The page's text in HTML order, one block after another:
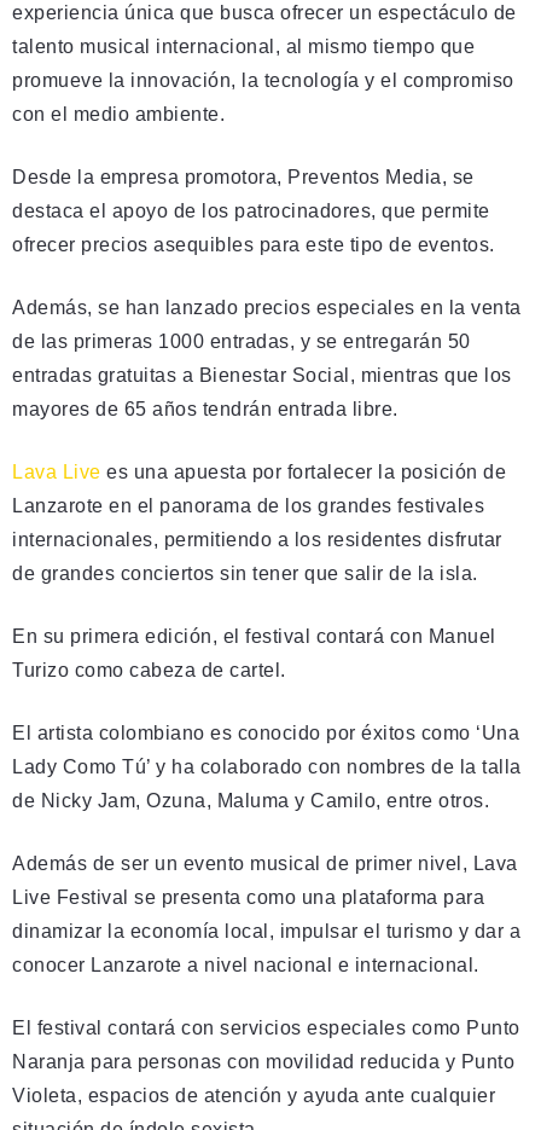
experiencia única que busca ofrecer un espectáculo de
talento musical internacional, al mismo tiempo que
promueve la innovación, la tecnología y el compromiso
con el medio ambiente.
Desde la empresa promotora, Preventos Media, se
destaca el apoyo de los patrocinadores, que permite
ofrecer precios asequibles para este tipo de eventos.
Además, se han lanzado precios especiales en la venta
de las primeras 1000 entradas, y se entregarán 50
entradas gratuitas a Bienestar Social, mientras que los
mayores de 65 años tendrán entrada libre.
Lava Live es una apuesta por fortalecer la posición de
Lanzarote en el panorama de los grandes festivales
internacionales, permitiendo a los residentes disfrutar
de grandes conciertos sin tener que salir de la isla.
En su primera edición, el festival contará con Manuel
Turizo como cabeza de cartel.
El artista colombiano es conocido por éxitos como ‘Una
Lady Como Tú’ y ha colaborado con nombres de la talla
de Nicky Jam, Ozuna, Maluma y Camilo, entre otros.
Además de ser un evento musical de primer nivel, Lava
Live Festival se presenta como una plataforma para
dinamizar la economía local, impulsar el turismo y dar a
conocer Lanzarote a nivel nacional e internacional.
El festival contará con servicios especiales como Punto
Naranja para personas con movilidad reducida y Punto
Violeta, espacios de atención y ayuda ante cualquier